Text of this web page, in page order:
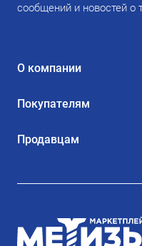
сообщений и новостей о
О компании
Покупателям
Продавцам